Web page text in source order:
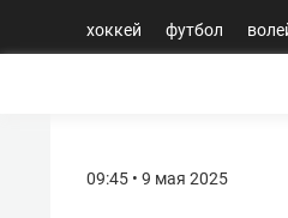
хоккей футбол
09:45 • 9 мая 2025